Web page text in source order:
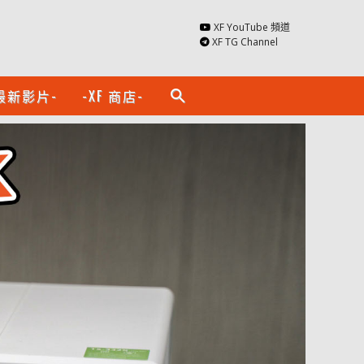
XF YouTube 頻道
XF TG Channel
新影片- -XF 商店- search